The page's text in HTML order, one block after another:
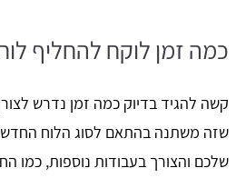
כמה זמן לוקח להחליף
קשה להגיד בדיוק כמה זמן נדרש
שזה משתנה בהתאם לסוג הלוח
שלכם והצורך בעבודות נוספות, כמו